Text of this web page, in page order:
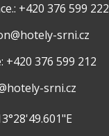
+420 376 599 222
srni.cz
+420 376 599 212
srni.cz